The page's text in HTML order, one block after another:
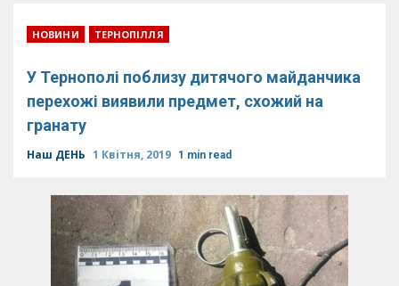
НОВИНИ ТЕРНОПІЛЛЯ
У Тернополі поблизу дитячого майданчика
перехожі виявили предмет, схожий на
гранату
Наш ДЕНЬ 1 Квітня, 2019 1 min read